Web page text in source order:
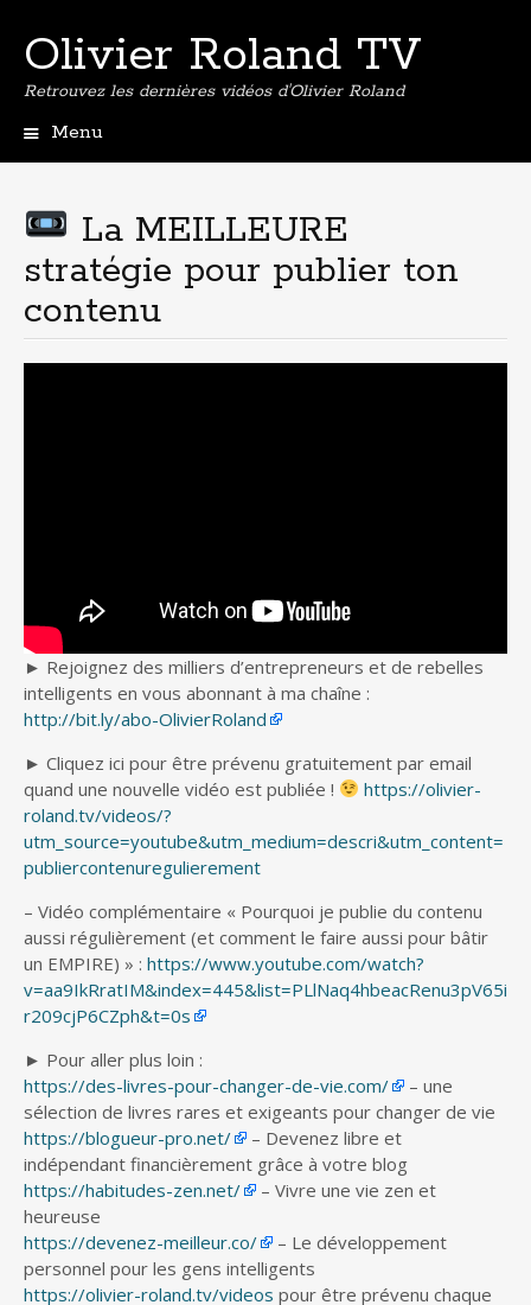
Olivier Roland TV
Retrouvez les dernières vidéos d'Olivier Roland
Menu
principalLa MEILLEURE
stratégie pour publier ton
contenu
► Rejoignez des milliers d’entrepreneurs et de rebelles
intelligents en vous abonnant à ma chaîne :
http://bit.ly/abo-OlivierRoland
► Cliquez ici pour être prévenu gratuitement par email
quand une nouvelle vidéo est publiée !
https://olivier-
roland.tv/videos/?
utm_source=youtube&utm_medium=descri&utm_content=
publiercontenuregulierement
– Vidéo complémentaire « Pourquoi je publie du contenu
aussi régulièrement (et comment le faire aussi pour bâtir
un EMPIRE) » : https://www.youtube.com/watch?
v=aa9IkRratIM&index=445&list=PLlNaq4hbeacRenu3pV65i
r209cjP6CZph&t=0s
► Pour aller plus loin :
https://des-livres-pour-changer-de-vie.com/
– une
sélection de livres rares et exigeants pour changer de vie
https://blogueur-pro.net/
– Devenez libre et
indépendant financièrement grâce à votre blog
https://habitudes-zen.net/
– Vivre une vie zen et
heureuse
https://devenez-meilleur.co/
– Le développement
personnel pour les gens intelligents
https://olivier-roland.tv/videos pour être prévenu chaque